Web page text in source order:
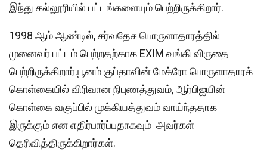
இந்து கல்லூரியில் பட்டங்களையும் பெற்றிருக்கிறார்.
1998 ஆம் ஆண்டில், சர்வதேச பொருளாதாரத்தில்
முனைவர் பட்டம் பெற்றதற்காக EXIM வங்கி விருதை
பெற்றிருக்கிறார்.பூனம் குப்தாவின் மேக்ரோ பொருளாதாரக்
கொள்கையில் விரிவான நிபுணத்துவம், ஆர்பிஐயின்
கொள்கை வகுப்பில் முக்கியத்துவம் வாய்ந்ததாக
இருக்கும் என எதிர்பார்ப்பதாகவும் அவர்கள்
தெரிவித்திருக்கிறார்கள்.